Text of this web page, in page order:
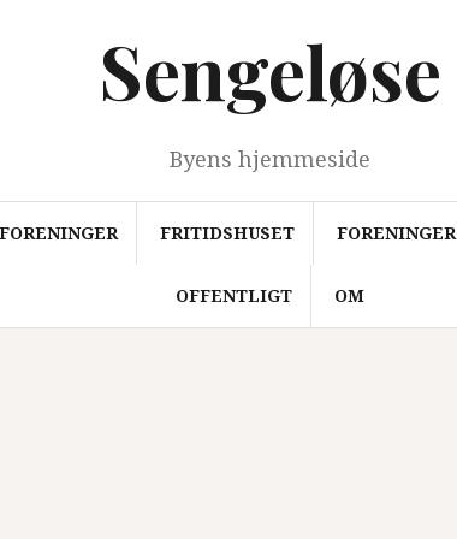
Sengeløse
Byens hjemmeside
FRITIDSHUSET FORENINGER
OFFENTLIGT OM